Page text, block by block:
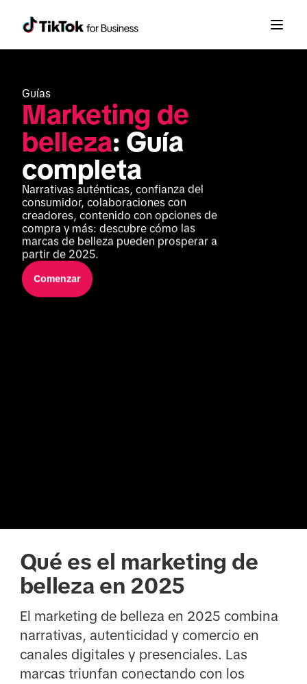
Guías
Marketing de
belleza: Guía
completa
Narrativas auténticas, confianza del
consumidor, colaboraciones con
creadores, contenido con opciones de
compra y más: descubre cómo las
marcas de belleza pueden prosperar a
partir de 2025.
Comenzar
Qué es el marketing de
belleza en 2025
El marketing de belleza en 2025 combina
narrativas, autenticidad y comercio en
canales digitales y presenciales. Las
marcas triunfan conectando con los